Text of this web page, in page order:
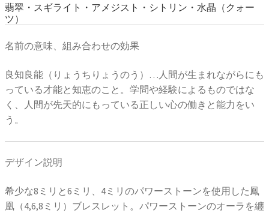
翡翠・スギライト・アメジスト・シトリン・水晶（クォー
ツ）
名前の意味、組み合わせの効果
良知良能（りょうちりょうのう）…人間が生まれながらにも
っている才能と知恵のこと。学問や経験によるものではな
く、人間が先天的にもっている正しい心の働きと能力をい
う。
デザイン説明
希少な8ミリと6ミリ、4ミリのパワーストーンを使用した鳳
凰（4,6,8ミリ）ブレスレット。パワーストーンのオーラを纏